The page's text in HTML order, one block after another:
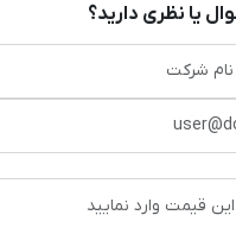
یا نظری دارید؟